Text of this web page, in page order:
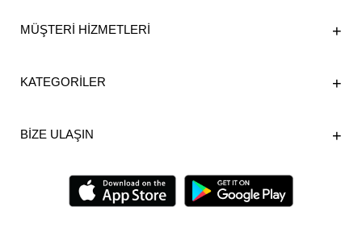
MÜŞTERİ HİZMETLERİ
KATEGORİLER
BİZE ULAŞIN